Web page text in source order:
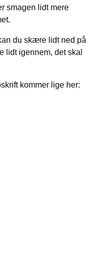
smagen lidt mere
du skære lidt ned på
lidt igennem, det skal
kommer lige her: